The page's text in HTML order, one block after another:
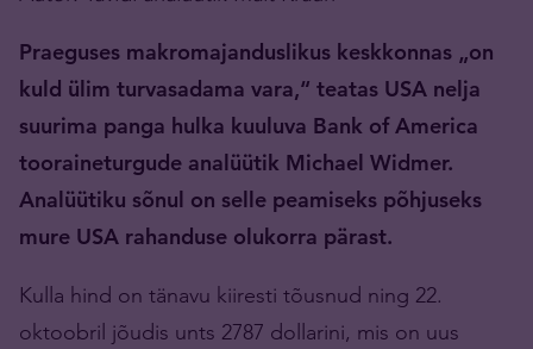
Praeguses makromajanduslikus keskkonnas „on
kuld ülim turvasadama vara,“ teatas USA nelja
suurima panga hulka kuuluva Bank of America
tooraineturgude analüütik Michael Widmer.
Analüütiku sõnul on selle peamiseks põhjuseks
mure USA rahanduse olukorra pärast.
Kulla hind on tänavu kiiresti tõusnud ning 22.
oktoobril jõudis unts 2787 dollarini, mis on uus